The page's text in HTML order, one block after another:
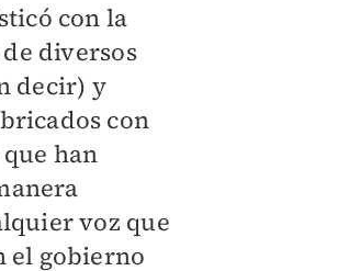
con la
diversos
decir) y
con
han
voz que
el gobierno